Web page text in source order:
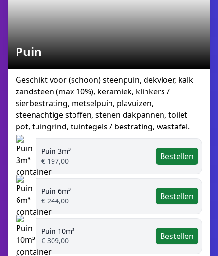
Puin
Geschikt voor (schoon) steenpuin, dekvloer, kalk
zandsteen (max 10%), keramiek, klinkers /
sierbestrating, metselpuin, plavuizen,
steenachtige stoffen, stenen dakpannen, toilet
pot, tuingrind, tuintegels / bestrating, wastafel.
Puin 3m³
€ 197,00
Bestellen
Puin 6m³
€ 244,00
Bestellen
Puin 10m³
€ 309,00
Bestellen